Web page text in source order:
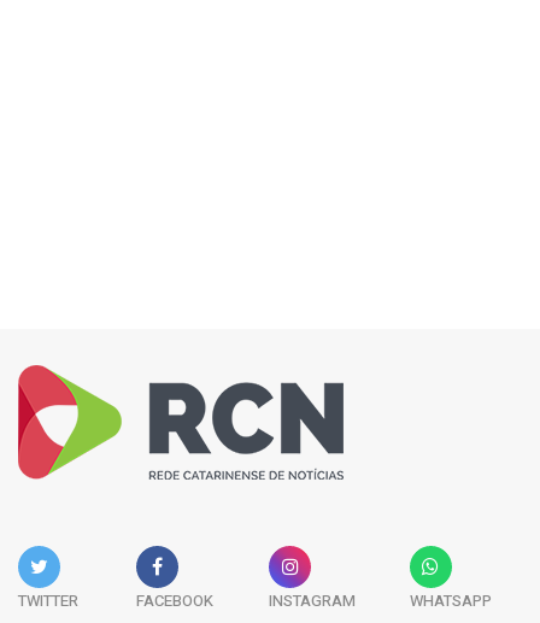
TWITTER FACEBOOK INSTAGRAM WHATSAPP